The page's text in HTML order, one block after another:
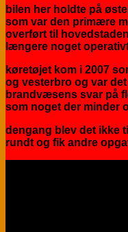
bilen her holdte på
som var den primære
overført til
længere noget
køretøjet kom i 2007
og vesterbro og var
brandvæsens svar på
som noget der minder
dengang blev det ikke
rundt og fik andre